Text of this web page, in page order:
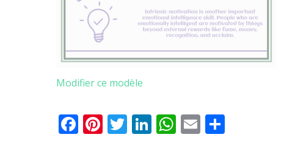
Modifier ce modèle
Facebook
Pinterest
Twitter
LinkedIn
WhatsApp
Email